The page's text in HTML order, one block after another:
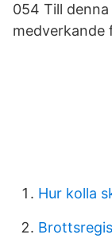
054 Till
medverkande
Hur kolla